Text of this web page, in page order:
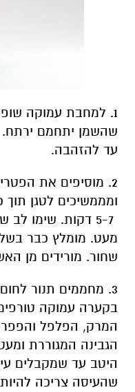
1. למחבת עמוקה
שהשמן יתחמם ירתח.
עד להזהבה.
2. מוסיפים את
ומממשיכים לטגן
5-7 דקות. שימו
מעט. מומלץ כבר
שחור. מורידים מן
בקערה עמוקה
המרק, הפלפל
הגבינה המגוררת
היטב עד שמקבלים
שהעיסה צריכה